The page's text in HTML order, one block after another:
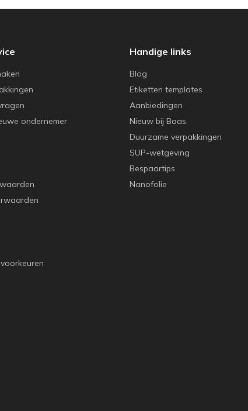
ondernemer
Handige links
Blog
Etiketten templates
Aanbiedingen
Nieuw bij Baas
Duurzame verpakkingen
SUP-wetgeving
Bespaartips
Nanofolie